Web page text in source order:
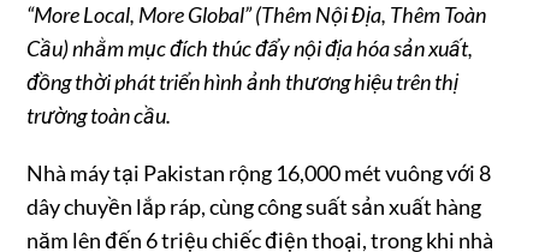
“More Local, More Global” (Thêm Nội Địa, Thêm Toàn
Cầu) nhằm mục đích thúc đẩy nội địa hóa sản xuất,
đồng thời phát triển hình ảnh thương hiệu trên thị
trường toàn cầu.
Nhà máy tại Pakistan rộng 16,000 mét vuông với 8
dây chuyền lắp ráp, cùng công suất sản xuất hàng
năm lên đến 6 triệu chiếc điện thoại, trong khi nhà